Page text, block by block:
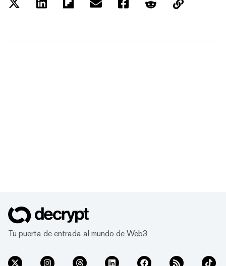
Tu puerta de entrada al mundo de Web3